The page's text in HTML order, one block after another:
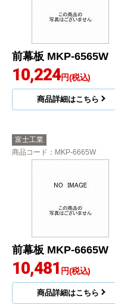
前幕板 MKP-6565W
10,224円(税込)
商品詳細はこちら
富士工業
商品コード ：MKP-6665W
前幕板 MKP-6665W
10,481 円(税込)
商品詳細はこちら